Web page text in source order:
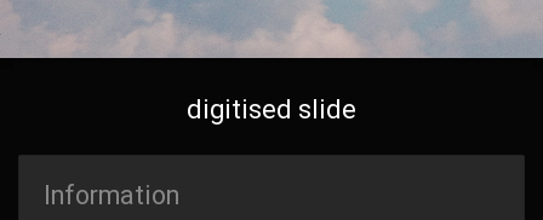
digitised slide
Information